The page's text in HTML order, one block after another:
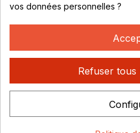
04 78
vos données personnelles ?
Refuser tous